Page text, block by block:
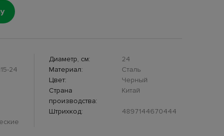
24
Диаметр, см:
24
Материал:
Сталь
Цвет:
Черный
Страна
производства:
Китай
Штрихкод: 4897144670444